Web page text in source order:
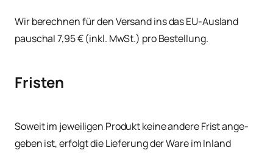
Wir berech­nen für den Ver­sand ins das EU-Aus­land
pau­schal 7,95 € (inkl. MwSt.) pro Bestellung.
Fristen
Soweit im jewei­li­gen Pro­dukt kei­ne ande­re Frist ange­
ge­ben ist, erfolgt die Lie­fe­rung der Ware im Inland